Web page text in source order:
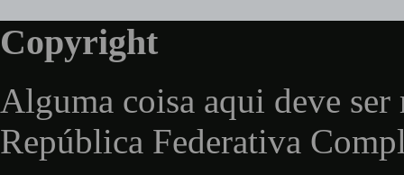
Copyright
Alguma coisa aqui deve ser
República Federativa